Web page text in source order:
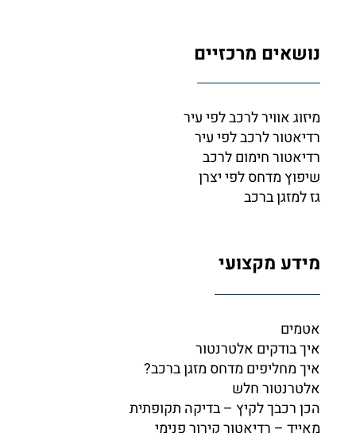
נושאים מרכזיים
מיזוג אוויר לרכב לפי עיר
רדיאטור לרכב לפי עיר
רדיאטור חימום לרכב
שיפוץ מדחס לפי יצרן
גז למזגן ברכב
מידע מקצועי
אטמים
איך בודקים אלטרנטור
איך מחליפים מדחס מזגן ברכב?
אלטרנטור חלש
הכן רכבך לקיץ – בדיקה תקופתית